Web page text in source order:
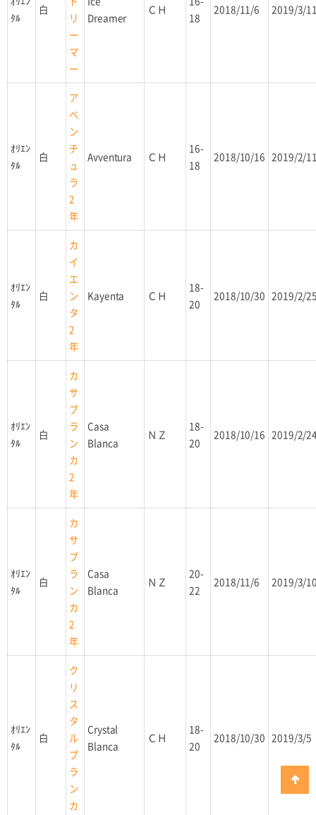
ﾀﾙ
白
リ
ー
マ
ー
Dreamer
ＣＨ
18
2018/11/6 2019/3/
ｵﾘｴﾝ
ﾀﾙ
白
ア
ベ
ン
チ
ュ
ラ
2
年
Avventura ＣＨ
16-
18
2018/10/16 2019/2/
ｵﾘｴﾝ
ﾀﾙ
白
カ
イ
エ
ン
タ
2
年
Kayenta ＣＨ
18-
20
2018/10/30 2019/2/
ｵﾘｴﾝ
ﾀﾙ
白
カ
サ
ブ
ラ
ン
カ
2
年
Casa
Blanca
ＮＺ
18-
20
2018/10/16 2019/2/
ｵﾘｴﾝ
ﾀﾙ
白
カ
サ
ブ
ラ
ン
カ
2
年
Casa
Blanca
ＮＺ
20-
22
2018/11/6 2019/3/
ｵﾘｴﾝ
ﾀﾙ
白
ク
リ
ス
タ
ル
ブ
ラ
ン
カ
Crystal
Blanca
ＣＨ
18-
20
2018/10/30 2019/3/5